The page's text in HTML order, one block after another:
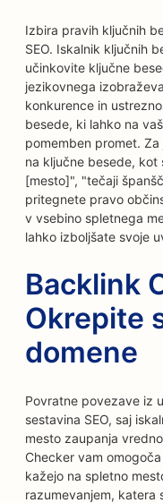
Izbira pravih ključnih
SEO. Iskalnik ključnih
učinkovite ključne
jezikovnega
konkurence in
besede, ki lahko na
pomemben promet.
na ključne besede, kot
[mesto]", "tečaji
pritegnete pravo
v vsebino spletnega
lahko izboljšate svoje
Backlink
Okrepite
domene
Povratne povezave iz
sestavina SEO, saj
mesto zaupanja
Checker vam
kažejo na spletno
razumevanjem, katera